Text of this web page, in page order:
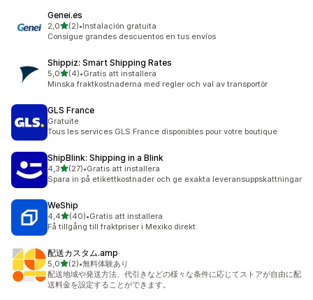
Genei.es
2,0av 5 stjärnor
(2)
2 recensioner totalt
•Instalación gratuita
Consigue grandes descuentos en tus envíos
Shippiz: Smart Shipping Rates
5,0av 5 stjärnor
(4)
4 recensioner totalt
•Gratis att installera
Minska fraktkostnaderna med regler och val av transportör
GLS France
Gratuite
Tous les services GLS France disponibles pour votre boutique
ShipBlink: Shipping in a Blink
4,3av 5 stjärnor
(27)
27 recensioner totalt
•Gratis att installera
Spara in på etikettkostnader och ge exakta leveransuppskattningar
WeShip
4,4av 5 stjärnor
(40)
40 recensioner totalt
•Gratis att installera
Få tillgång till fraktpriser i Mexiko direkt.
配送カスタム.amp
5,0av 5 stjärnor
(2)
2 recensioner totalt
•無料体験あり
配送地域や発送方法、代引きなどの様々な条件に応じてストアが自由に配
送料金を設定することができます。